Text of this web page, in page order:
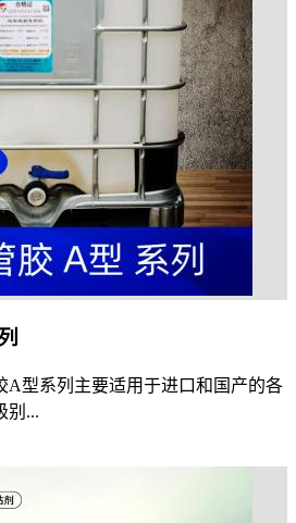
A型系列主要适用于进口和国产的各
别...